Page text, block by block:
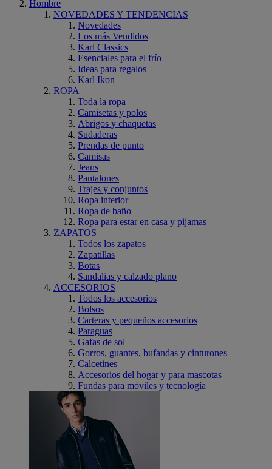
Hombre
NOVEDADES Y TENDENCIAS
Novedades
Los más Vendidos
Karl Classics
Esenciales para el frío
Ideas para regalos
Karl Ikon
ROPA
Toda la ropa
Camisetas y polos
Abrigos y chaquetas
Sudaderas
Prendas de punto
Camisas
Jeans
Pantalones
Trajes y conjuntos
Ropa interior
Ropa de baño
Ropa para estar en casa y pijamas
ZAPATOS
Todos los zapatos
Zapatillas
Botas
Sandalias y calzado plano
ACCESORIOS
Todos los accesorios
Bolsos
Carteras y pequeños accesorios
Paraguas
Gafas de sol
Gorros, guantes, bufandas y cinturones
Calcetines
Accesorios del hogar y para mascotas
Fundas para móviles y tecnología